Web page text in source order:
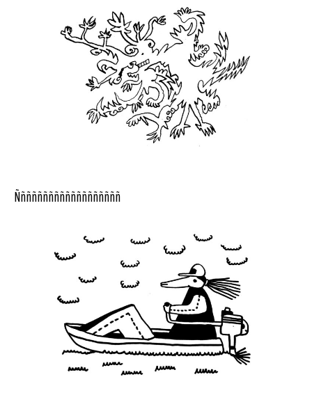
Ñññññññññññññññññññ